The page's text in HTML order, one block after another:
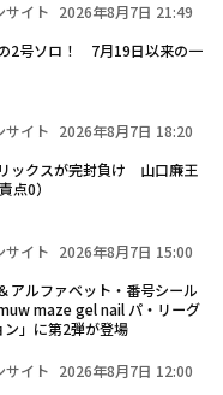
サイト 2026年8月7日 21:49
2号ソロ！ 7月19日以来の一
サイト 2026年8月7日 18:20
リックスが完封負け 山口廉王
点0）
サイト 2026年8月7日 15:00
アルファベット・番号シール
maze gel nail パ・リーグ
」に第2弾が登場
サイト 2026年8月7日 12:00